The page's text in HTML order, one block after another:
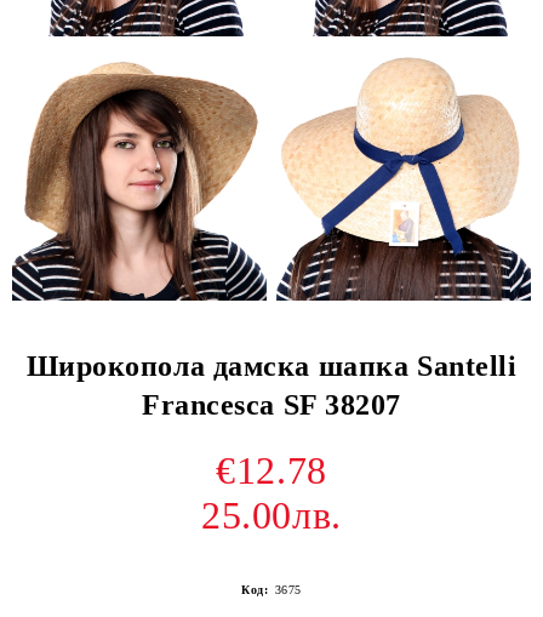
Широкопола дамска шапка Santelli
Francesca SF 38207
€12.78
25.00лв.
Код: 3675